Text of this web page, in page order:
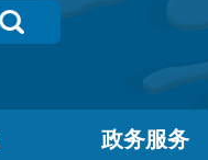
政务服务